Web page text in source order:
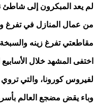
لم يعد المبكرون إلى شاطئ
من عمال المنازل في تفرغ
مقاطعتي تفرغ زينه
اختفى المشهد خلال
لفيروس كورونا، والتي
وباء يقض مضجع العالم